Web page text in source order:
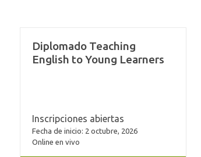
Diplomado Teaching
English to Young Learners
Inscripciones abiertas
Fecha de inicio: 2 octubre, 2026
Online en vivo